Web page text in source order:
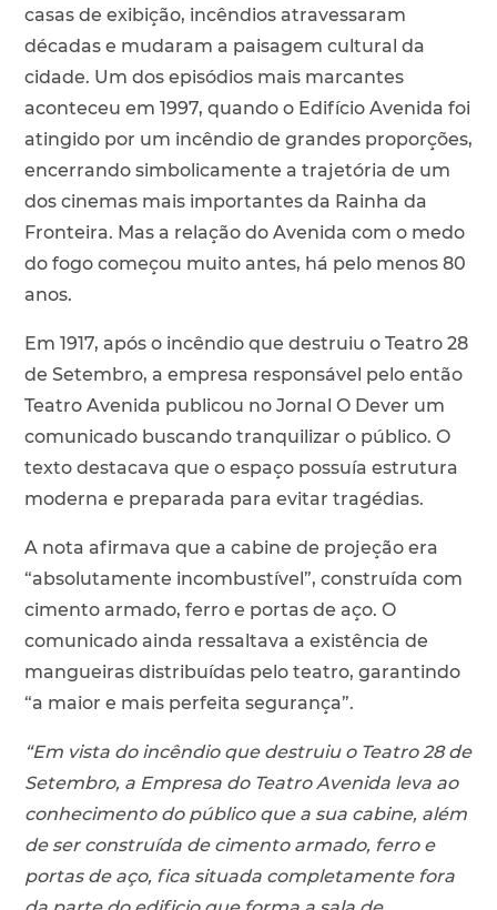
casas de exibição, incêndios atravessaram
décadas e mudaram a paisagem cultural da
cidade. Um dos episódios mais marcantes
aconteceu em 1997, quando o Edifício Avenida foi
atingido por um incêndio de grandes proporções,
encerrando simbolicamente a trajetória de um
dos cinemas mais importantes da Rainha da
Fronteira. Mas a relação do Avenida com o medo
do fogo começou muito antes, há pelo menos 80
anos.
Em 1917, após o incêndio que destruiu o Teatro 28
de Setembro, a empresa responsável pelo então
Teatro Avenida publicou no Jornal O Dever um
comunicado buscando tranquilizar o público. O
texto destacava que o espaço possuía estrutura
moderna e preparada para evitar tragédias.
A nota afirmava que a cabine de projeção era
“absolutamente incombustível”, construída com
cimento armado, ferro e portas de aço. O
comunicado ainda ressaltava a existência de
mangueiras distribuídas pelo teatro, garantindo
“a maior e mais perfeita segurança”.
“Em vista do incêndio que destruiu o Teatro 28 de
Setembro, a Empresa do Teatro Avenida leva ao
conhecimento do público que a sua cabine, além
de ser construída de cimento armado, ferro e
portas de aço, fica situada completamente fora